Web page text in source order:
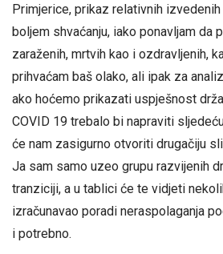
Primjerice, prikaz relativnih
boljem shvaćanju, iako ponavljam da
zaraženih, mrtvih kao i ozdravljenih,
prihvaćam baš olako, ali ipak za
ako hoćemo prikazati uspješnost
COVID 19 trebalo bi napraviti
će nam zasigurno otvoriti drugačiju
Ja sam samo uzeo grupu razvijenih
tranziciji, a u tablici će te vidjeti
izračunavao poradi neraspolaganja
i potrebno.